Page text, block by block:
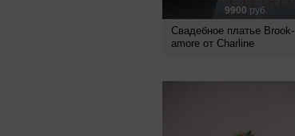
9900 руб.
Свадебное платье Brook-
amore от Charline